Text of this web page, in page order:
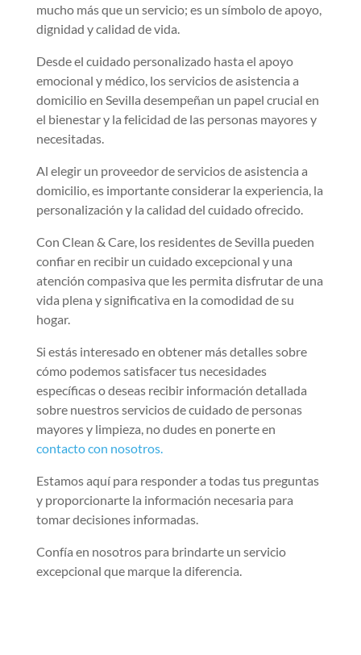
mucho más que un servicio; es un símbolo de apoyo,
dignidad y calidad de vida.
Desde el cuidado personalizado hasta el apoyo
emocional y médico, los servicios de asistencia a
domicilio en Sevilla desempeñan un papel crucial en
el bienestar y la felicidad de las personas mayores y
necesitadas.
Al elegir un proveedor de servicios de asistencia a
domicilio, es importante considerar la experiencia, la
personalización y la calidad del cuidado ofrecido.
Con Clean & Care, los residentes de Sevilla pueden
confiar en recibir un cuidado excepcional y una
atención compasiva que les permita disfrutar de una
vida plena y significativa en la comodidad de su
hogar.
Si estás interesado en obtener más detalles sobre
cómo podemos satisfacer tus necesidades
específicas o deseas recibir información detallada
sobre nuestros servicios de cuidado de personas
mayores y limpieza, no dudes en ponerte en
contacto con nosotros.
Estamos aquí para responder a todas tus preguntas
y proporcionarte la información necesaria para
tomar decisiones informadas.
Confía en nosotros para brindarte un servicio
excepcional que marque la diferencia.